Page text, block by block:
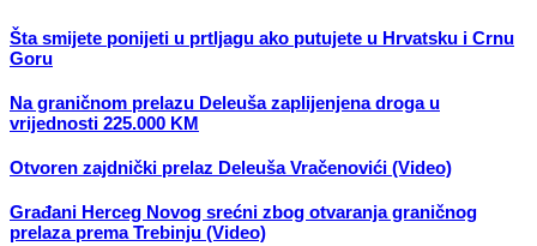
Šta smijete ponijeti u prtljagu ako putujete u Hrvatsku i Crnu
Goru
Na graničnom prelazu Deleuša zaplijenjena droga u
vrijednosti 225.000 KM
Otvoren zajdnički prelaz Deleuša Vračenovići (Video)
Građani Herceg Novog srećni zbog otvaranja graničnog
prelaza prema Trebinju (Video)